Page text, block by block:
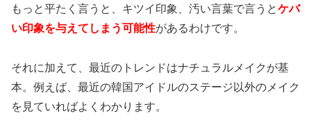
もっと平たく言うと、キツイ印象、汚い言葉で言うとケバ
い印象を与えてしまう可能性があるわけです。
それに加えて、最近のトレンドはナチュラルメイクが基
本。例えば、最近の韓国アイドルのステージ以外のメイク
を見ていればよくわかります。